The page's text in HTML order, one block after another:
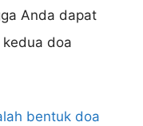
Anda dapat
doa
bentuk doa